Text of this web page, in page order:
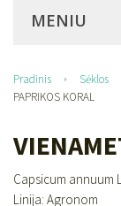
MENIU
Pradinis Sėklos
PAPRIKOS KORAL
Capsicum annuum
Linija: Agronom